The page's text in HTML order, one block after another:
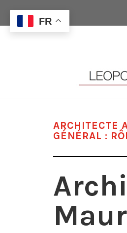
ARCHITECTE
GÉNÉRAL :
FR